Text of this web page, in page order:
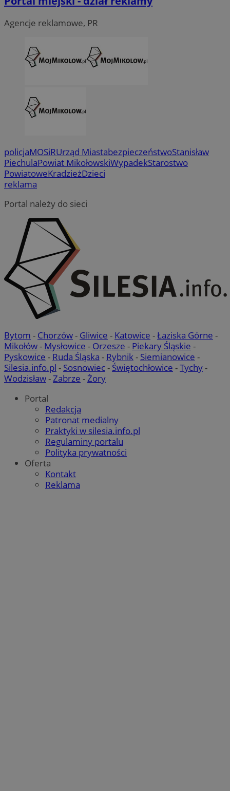
Agencje reklamowe, PR
policjaMOSiRUrząd MiastabezpieczeństwoStanisław
PiechulaPowiat MikołowskiWypadekStarostwo
PowiatoweKradzieżDzieci
reklama
Portal należy do sieci
Bytom - Chorzów- Gliwice - Katowice -Łaziska Górne -
Mikołów- Mysłowice - Orzesze - Piekary Śląskie -
Pyskowice - Ruda Śląska - Rybnik- Siemianowice -
Silesia.info.pl - Sosnowiec- Świętochłowice -Tychy-
Wodzisław-Zabrze -Żory
Portal
Redakcja
Patronat medialny
Praktyki w silesia.info.pl
Regulaminy portalu
Polityka prywatności
Oferta
Kontakt
Reklama